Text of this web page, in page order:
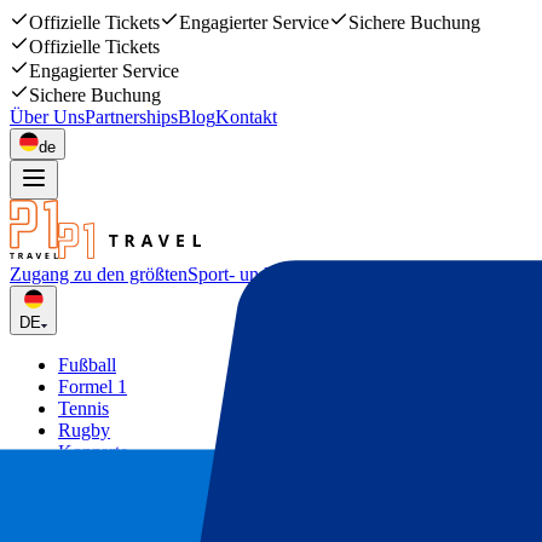
Offizielle Tickets Engagierter Service
Sichere Buchung
Offizielle Tickets
Engagierter Service
Sichere Buchung
Über UnsPartnershipsBlogKontakt
de
Zugang zu den größtenSport- und Musikevents
DE
Fußball
Formel 1
Tennis
Rugby
Konzerte